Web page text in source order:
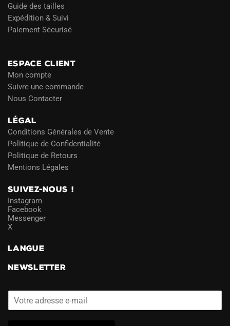
Guide des tailles
Expédition & Suivi
Paiement Sécurisé
ESPACE CLIENT
Mon compte
Suivre une commande
Nous Contacter
LÉGAL
Conditions Générales de Vente
Politique de Confidentialité
Politique de Retours
Mentions Légales
SUIVEZ-NOUS !
Instagram
Facebook
Messenger
X
LANGUE
NEWSLETTER